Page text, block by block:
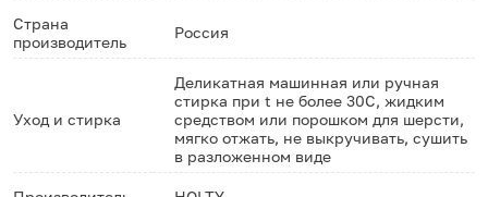
Страна
производитель
Россия
Уход и стирка
Деликатная машинная или ручная
стирка при t не более 30С, жидким
средством или порошком для шерсти,
мягко отжать, не выкручивать, сушить
в разложенном виде